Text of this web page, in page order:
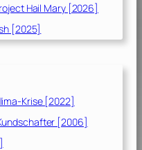
Hail Mary [2026]
[2025]
Krise [2022]
[2006]